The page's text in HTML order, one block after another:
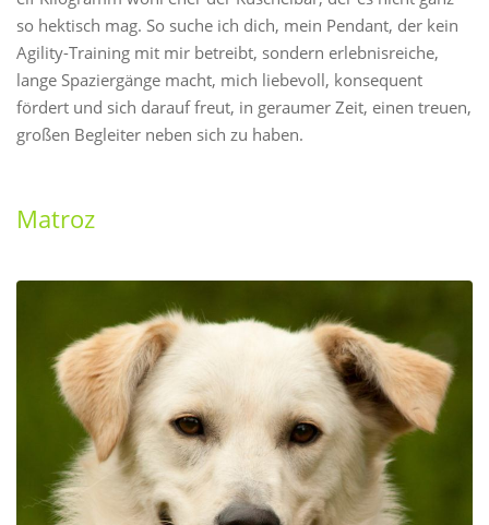
so hektisch mag. So suche ich dich, mein Pendant, der kein
Agility-Training mit mir betreibt, sondern erlebnisreiche,
lange Spaziergänge macht, mich liebevoll, konsequent
fördert und sich darauf freut, in geraumer Zeit, einen treuen,
großen Begleiter neben sich zu haben.
Matroz